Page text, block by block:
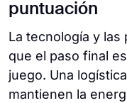
puntuación
La tecnología y
que el paso final
juego. Una
mantienen la